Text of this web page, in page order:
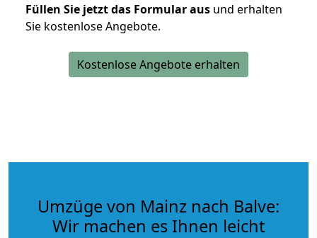
Füllen Sie jetzt das Formular aus und erhalten
Sie kostenlose Angebote.
Kostenlose Angebote erhalten
Umzüge von Mainz nach Balve:
Wir machen es Ihnen leicht